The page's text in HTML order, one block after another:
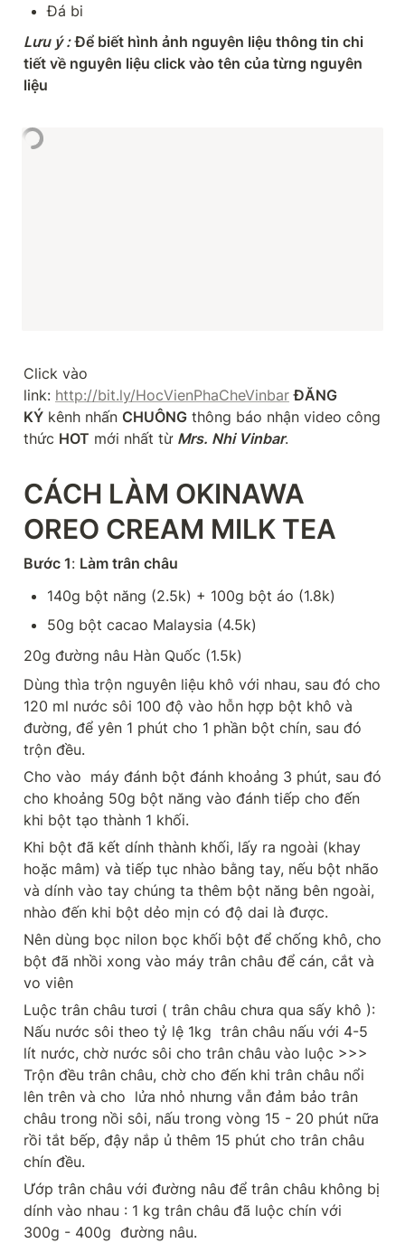
Đá bi
Lưu ý : Để biết hình ảnh nguyên liệu thông tin chi
tiết về nguyên liệu click vào tên của từng nguyên
liệu
Click vào
link: http://bit.ly/HocVienPhaCheVinbar ĐĂNG
KÝ kênh nhấn CHUÔNG thông báo nhận video công
thức HOT mới nhất từ Mrs. Nhi Vinbar.
CÁCH LÀM OKINAWA
OREO CREAM MILK TEA
Bước 1: Làm trân châu
140g bột năng (2.5k) + 100g bột áo (1.8k)
50g bột cacao Malaysia (4.5k)
20g đường nâu Hàn Quốc (1.5k)
Dùng thìa trộn nguyên liệu khô với nhau, sau đó cho
120 ml nước sôi 100 độ vào hỗn hợp bột khô và
đường, để yên 1 phút cho 1 phần bột chín, sau đó
trộn đều.
Cho vào  máy đánh bột đánh khoảng 3 phút, sau đó
cho khoảng 50g bột năng vào đánh tiếp cho đến
khi bột tạo thành 1 khối.
Khi bột đã kết dính thành khối, lấy ra ngoài (khay
hoặc mâm) và tiếp tục nhào bằng tay, nếu bột nhão
và dính vào tay chúng ta thêm bột năng bên ngoài,
nhào đến khi bột dẻo mịn có độ dai là được.
Nên dùng bọc nilon bọc khối bột để chống khô, cho
bột đã nhồi xong vào máy trân châu để cán, cắt và
vo viên
Luộc trân châu tươi ( trân châu chưa qua sấy khô ):
Nấu nước sôi theo tỷ lệ 1kg  trân châu nấu với 4-5
lít nước, chờ nước sôi cho trân châu vào luộc >>>
Trộn đều trân châu, chờ cho đến khi trân châu nổi
lên trên và cho  lửa nhỏ nhưng vẫn đảm bảo trân
châu trong nồi sôi, nấu trong vòng 15 - 20 phút nữa
rồi tắt bếp, đậy nắp ủ thêm 15 phút cho trân châu
chín đều.
Ướp trân châu với đường nâu để trân châu không bị
dính vào nhau : 1 kg trân châu đã luộc chín với
300g - 400g  đường nâu.